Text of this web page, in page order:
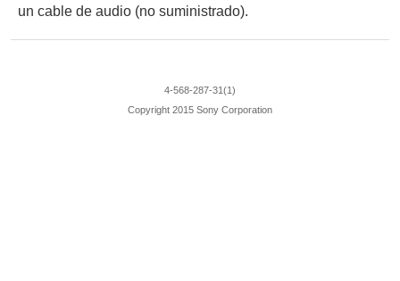
un cable de audio (no suministrado).
4-568-287-31(1)
Copyright 2015 Sony Corporation